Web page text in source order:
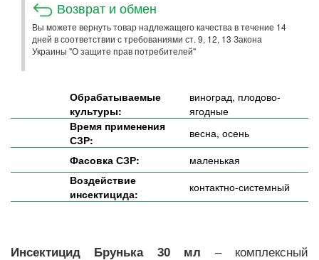
Возврат и обмен
Вы можете вернуть товар надлежащего качества в течение 14
дней в соответствии с требованиями ст. 9, 12, 13 Закона
Украины "О защите прав потребителей"
Обрабатываемые
культуры:
виноград, плодово-
ягодные
Время применения
СЗР:
весна, осень
Фасовка СЗР:
маленькая
Воздействие
инсектицида:
контактно-системный
Инсектицид Брунька 30 мл – комплексный